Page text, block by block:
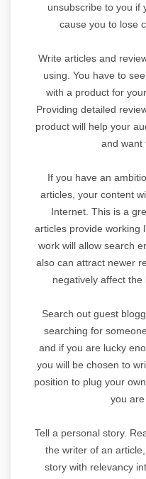
unsubscribe to you if
cause you to lose
Write articles and
using. You have to
with a product for
Providing detailed
product will help your
and want
If you have an
articles, your content
Internet. This is a
articles provide working
work will allow search
also can attract newer
negatively affect the
Search out guest
searching for
and if you are lucky
you will be chosen to
position to plug your
you are
Tell a personal story.
the writer of an
story with relevancy